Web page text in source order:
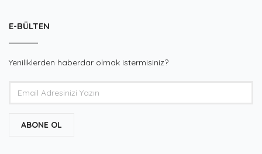
E-BÜLTEN
Yeniliklerden haberdar olmak istermisiniz?
ABONE OL